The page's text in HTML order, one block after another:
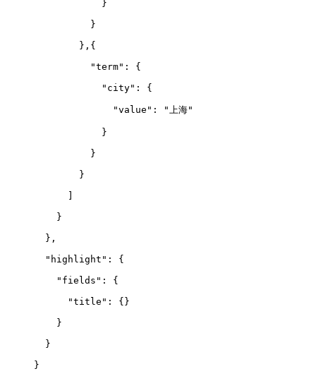
            }
          }
        },{
          "term": {
            "city": {
              "value": "上海"
            }
          }
        }
      ]
    }
  },
  "highlight": {
    "fields": {
      "title": {}
    }
  }
}